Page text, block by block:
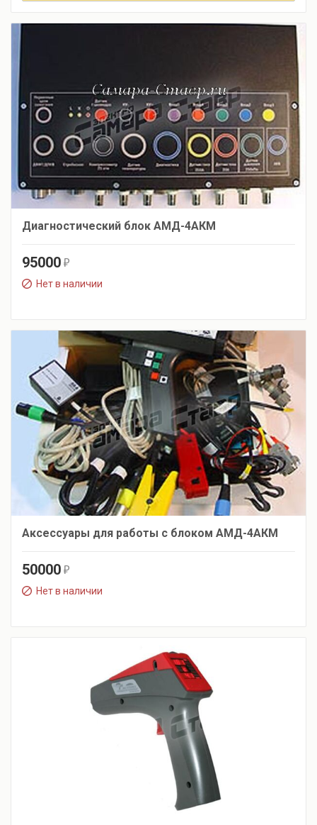
Диагностический блок АМД-4АКМ
95000 r
Нет в наличии
Аксессуары для работы с блоком АМД-4АКМ
50000 r
Нет в наличии